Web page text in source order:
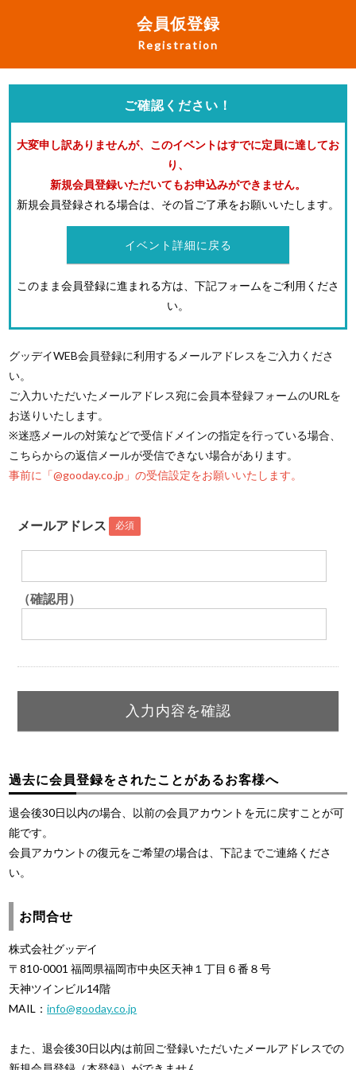
会員仮登録
Registration
ご確認ください！
大変申し訳ありませんが、このイベントはすでに定員に達してお
り、
新規会員登録いただいてもお申込みができません。
新規会員登録される場合は、その旨ご了承をお願いいたします。
イベント詳細に戻る
このまま会員登録に進まれる方は、下記フォームをご利用くださ
い。
グッデイWEB会員登録に利用するメールアドレスをご入力くださ
い。
ご入力いただいたメールアドレス宛に会員本登録フォームのURLを
お送りいたします。
※迷惑メールの対策などで受信ドメインの指定を行っている場合、
こちらからの返信メールが受信できない場合があります。
事前に「@gooday.co.jp」の受信設定をお願いいたします。
メールアドレス 必須
（確認用）
過去に会員登録をされたことがあるお客様へ
退会後30日以内の場合、以前の会員アカウントを元に戻すことが可
能です。
会員アカウントの復元をご希望の場合は、下記までご連絡くださ
い。
お問合せ
株式会社グッデイ
〒810-0001 福岡県福岡市中央区天神１丁目６番８号
天神ツインビル14階
MAIL：info@gooday.co.jp
また、退会後30日以内は前回ご登録いただいたメールアドレスでの